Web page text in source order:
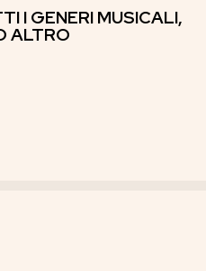
I GENERI MUSICALI,
ALTRO